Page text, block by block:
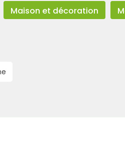
Maison et décoration